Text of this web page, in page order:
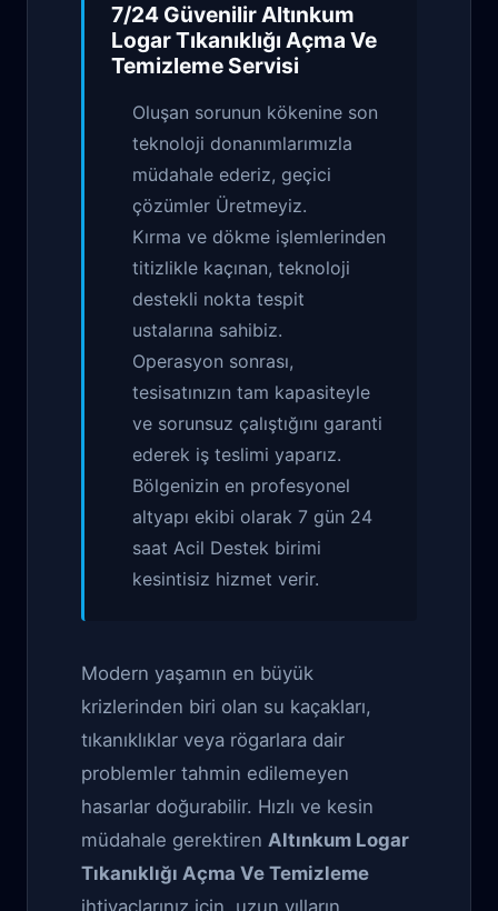
7/24 GüvenilirAltınkum
Logar Tıkanıklığı Açma Ve
Temizleme Servisi
Oluşan sorunun kökenine son
teknoloji donanımlarımızla
müdahale ederiz, geçici
çözümler Üretmeyiz.
Kırma ve dökme işlemlerinden
titizlikle kaçınan, teknoloji
destekli nokta tespit
ustalarına sahibiz.
Operasyon sonrası,
tesisatınızın tam kapasiteyle
ve sorunsuz çalıştığını garanti
ederek iş teslimi yaparız.
Bölgenizin en profesyonel
altyapı ekibi olarak 7 gün 24
saat Acil Destek birimi
kesintisiz hizmet verir.
Modern yaşamın en büyük
krizlerinden biri olan su kaçakları,
tıkanıklıklar veya rögarlara dair
problemler tahmin edilemeyen
hasarlar doğurabilir. Hızlı ve kesin
müdahale gerektiren Altınkum Logar
Tıkanıklığı Açma Ve Temizleme
ihtiyaçlarınız için, uzun yılların